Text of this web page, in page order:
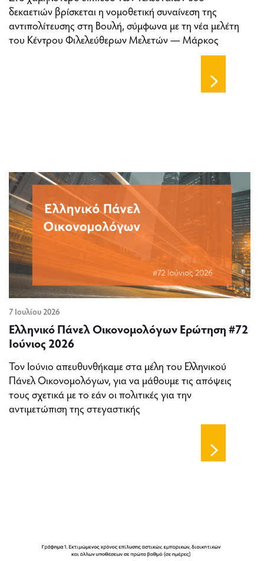
δεκαετιών βρίσκεται η νομοθετική συναίνεση της
αντιπολίτευσης στη Βουλή, σύμφωνα με τη νέα μελέτη
του Κέντρου Φιλελεύθερων Μελετών — Μάρκος
7 Ιουλίου 2026
Ελληνικό Πάνελ Οικονομολόγων Ερώτηση #72
Ιούνιος 2026
Τον Ιούνιο απευθυνθήκαμε στα μέλη του Ελληνικού
Πάνελ Οικονομολόγων, για να μάθουμε τις απόψεις
τους σχετικά με το εάν οι πολιτικές για την
αντιμετώπιση της στεγαστικής